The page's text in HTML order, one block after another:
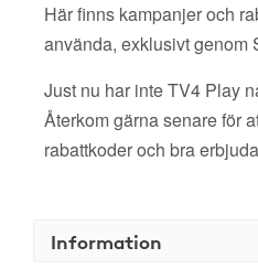
Här finns kampanjer och
använda, exklusivt genom
Just nu har inte TV4 Play
Återkom gärna senare för
rabattkoder och bra
Information